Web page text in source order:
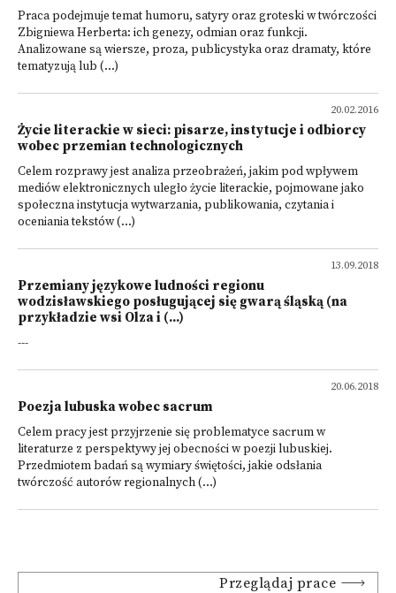
Praca podejmuje temat humoru, satyry oraz groteski w twórczości
Zbigniewa Herberta: ich genezy, odmian oraz funkcji.
Analizowane są wiersze, proza, publicystyka oraz dramaty, które
tematyzują lub (...)
20.02.2016
Życie literackie w sieci: pisarze, instytucje i odbiorcy
wobec przemian technologicznych
Celem rozprawy jest analiza przeobrażeń, jakim pod wpływem
mediów elektronicznych uległo życie literackie, pojmowane jako
społeczna instytucja wytwarzania, publikowania, czytania i
oceniania tekstów (...)
13.09.2018
Przemiany językowe ludności regionu
wodzisławskiego posługującej się gwarą śląską (na
przykładzie wsi Olza i (...)
---
20.06.2018
Poezja lubuska wobec sacrum
Celem pracy jest przyjrzenie się problematyce sacrum w
literaturze z perspektywy jej obecności w poezji lubuskiej.
Przedmiotem badań są wymiary świętości, jakie odsłania
twórczość autorów regionalnych (...)
Przeglądaj prace